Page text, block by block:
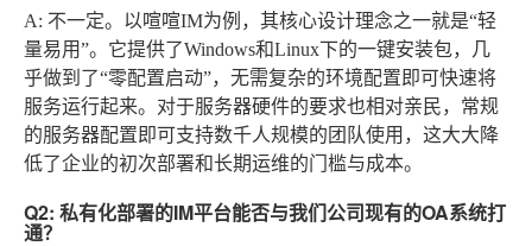
A: 不一定。以喧喧IM为例，其核心设计理念之一就是“轻
量易用”。它提供了Windows和Linux下的一键安装包，几
乎做到了“零配置启动”，无需复杂的环境配置即可快速将
服务运行起来。对于服务器硬件的要求也相对亲民，常规
的服务器配置即可支持数千人规模的团队使用，这大大降
低了企业的初次部署和长期运维的门槛与成本。
Q2: 私有化部署的IM平台能否与我们公司现有的OA系统打
通？